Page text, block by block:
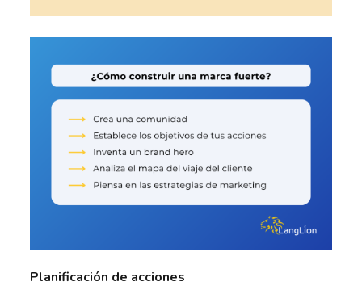
Planificación de acciones